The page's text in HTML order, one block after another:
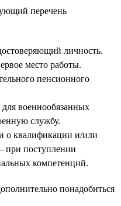
перечень
личность.
место работы.
пенсионного
военнообязанных
службу.
о квалификации и/или
при поступлении
компетенций.
понадобиться